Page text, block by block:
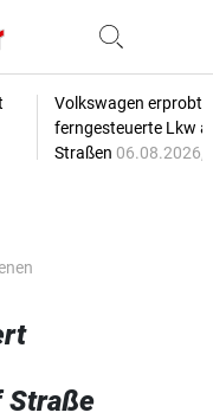
Volkswagen erprobt
ferngesteuerte Lkw
Straßen 06.08.2026,
Straße